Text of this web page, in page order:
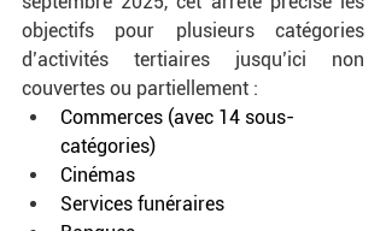
objectifs pour plusieurs catégories
d’activités tertiaires jusqu’ici non
couvertes ou partiellement :
Commerces (avec 14 sous-
catégories)
Cinémas
Services funéraires